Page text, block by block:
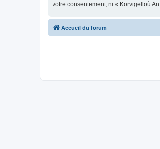
votre consentement, ni « Korvigelloù
Accueil du forum